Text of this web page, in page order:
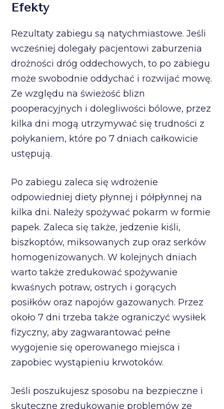
Efekty
Rezultaty zabiegu są natychmiastowe. Jeśli
wcześniej dolegały pacjentowi zaburzenia
drożności dróg oddechowych, to po zabiegu
może swobodnie oddychać i rozwijać mowę.
Ze względu na świeżość blizn
pooperacyjnych i dolegliwości bólowe, przez
kilka dni mogą utrzymywać się trudności z
połykaniem, które po 7 dniach całkowicie
ustępują.
Po zabiegu zaleca się wdrożenie
odpowiedniej diety płynnej i półpłynnej na
kilka dni. Należy spożywać pokarm w formie
papek. Zaleca się także, jedzenie kiśli,
biszkoptów, miksowanych zup oraz serków
homogenizowanych. W kolejnych dniach
warto także zredukować spożywanie
kwaśnych potraw, ostrych i gorących
posiłków oraz napojów gazowanych. Przez
około 7 dni trzeba także ograniczyć wysiłek
fizyczny, aby zagwarantować pełne
wygojenie się operowanego miejsca i
zapobiec wystąpieniu krwotoków.
Jeśli poszukujesz sposobu na bezpieczne i
skuteczne zredukowanie problemów ze